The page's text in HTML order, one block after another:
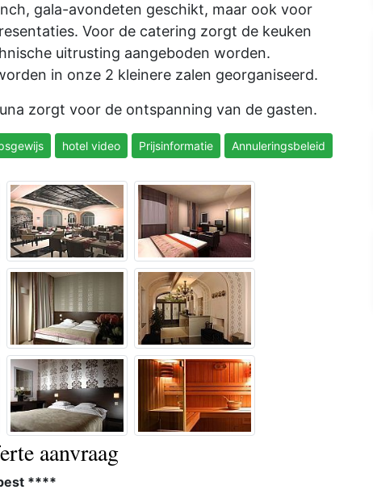
gala-avondeten geschikt, maar ook voor
Voor de catering zorgt de keuken
uitrusting aangeboden worden.
in onze 2 kleinere zalen georganiseerd.
zorgt voor de ontspanning van de gasten.
hotel video Prijsinformatie Annuleringsbeleid
aanvraag
****